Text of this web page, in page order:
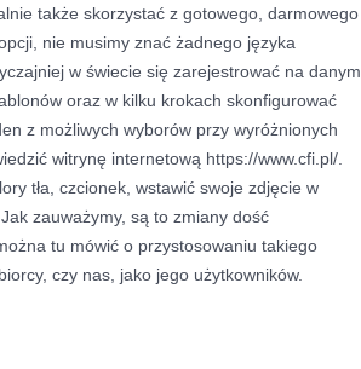
także skorzystać z gotowego, darmowego
nie musimy znać żadnego języka
w świecie się zarejestrować na danym
oraz w kilku krokach skonfigurować
z możliwych wyborów przy wyróżnionych
witrynę internetową https://www.cfi.pl/.
tła, czcionek, wstawić swoje zdjęcie w
zauważymy, są to zmiany dość
tu mówić o przystosowaniu takiego
czy nas, jako jego użytkowników.